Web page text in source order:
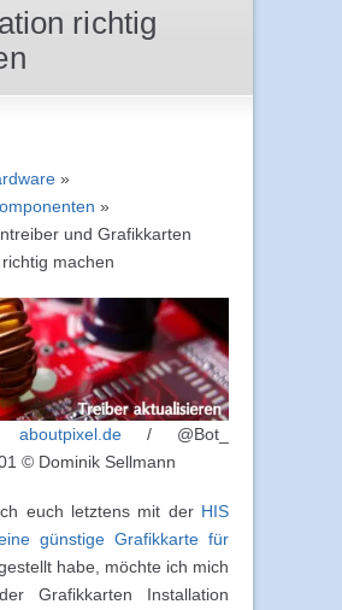
richtig
»
»
und Grafikkarten
machen
aboutpixel.de / @Bot_
© Dominik Sellmann
euch letztens mit der HIS
günstige Grafikkarte für
habe, möchte ich mich
Grafikkarten Installation